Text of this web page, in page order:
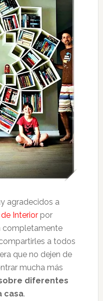
agradecidos a
Interiorpor
completamente
a todos
que no dejen de
mucha más
diferentes
casa.